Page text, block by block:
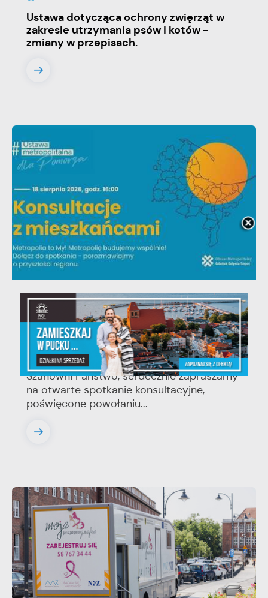
Ustawa dotycząca ochrony zwięrząt w
zakresie utrzymania psów i kotów -
zmiany w przepisach.
06 - 08 - 2026
Spotkanie konsultacyjne poświęcone
powołaniu związku metropolitalnego w
województwie pomorskim
Szanowni Państwo, serdecznie zapraszamy
na otwarte spotkanie konsultacyjne,
poświęcone powołaniu...